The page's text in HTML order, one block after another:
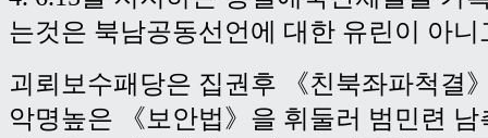
는것은 북남공동선언에 대한 유린이 아니
괴뢰보수패당은 집권후 《친북좌파척결
악명높은 《보안법》을 휘둘러 범민련